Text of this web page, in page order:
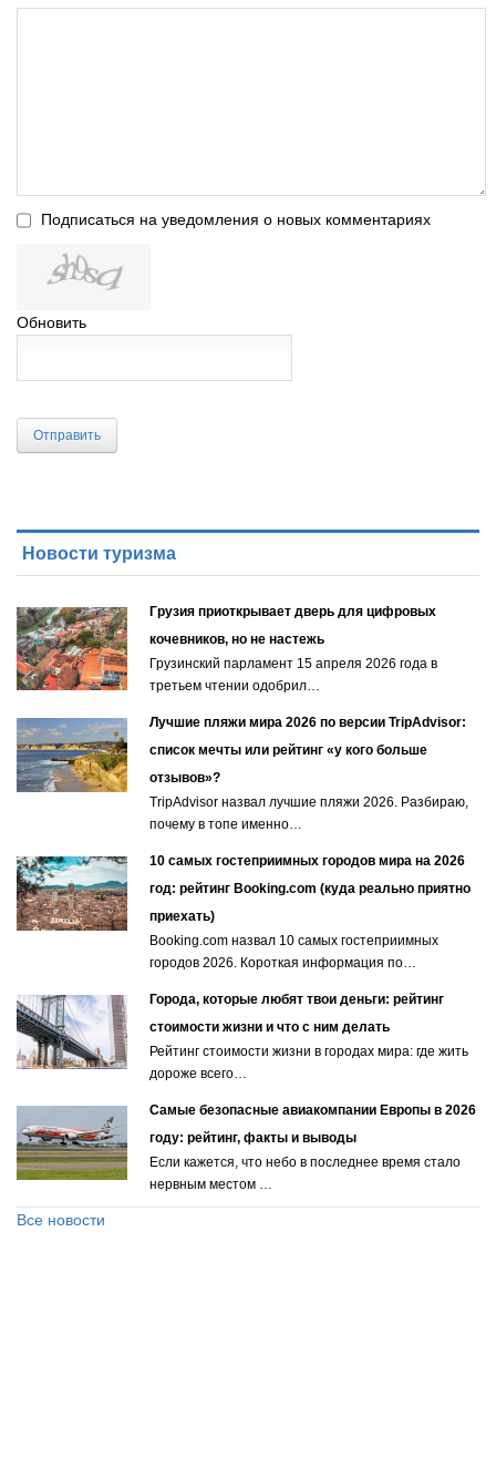
Подписаться на уведомления о новых комментариях
Обновить
Отправить
Новости туризма
Грузия приоткрывает дверь для цифровых
кочевников, но не настежь
Грузинский парламент 15 апреля 2026 года в
третьем чтении одобрил…
Лучшие пляжи мира 2026 по версии TripAdvisor:
список мечты или рейтинг «у кого больше
отзывов»?
TripAdvisor назвал лучшие пляжи 2026. Разбираю,
почему в топе именно…
10 самых гостеприимных городов мира на 2026
год: рейтинг Booking.com (куда реально приятно
приехать)
Booking.com назвал 10 самых гостеприимных
городов 2026. Короткая информация по…
Города, которые любят твои деньги: рейтинг
стоимости жизни и что с ним делать
Рейтинг стоимости жизни в городах мира: где жить
дороже всего…
Самые безопасные авиакомпании Европы в 2026
году: рейтинг, факты и выводы
Если кажется, что небо в последнее время стало
нервным местом …
Все новости